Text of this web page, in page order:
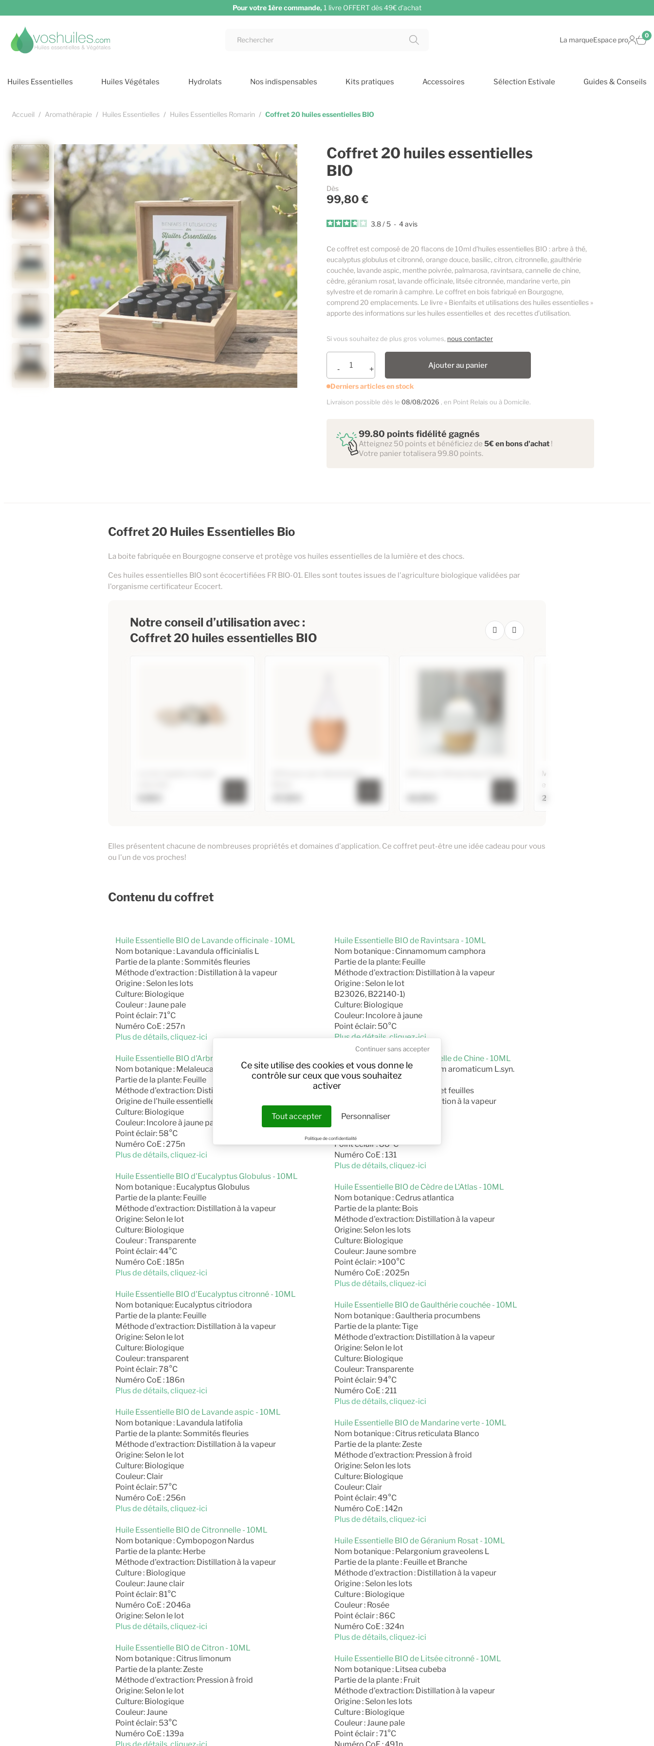
Ce site utilise des cookies et vous donne le
contrôle sur ceux que vous souhaitez
activer
Tout accepter
Continuer sans accepter
Personnaliser
Politique de confidentialité
Pour votre 1ère commande, 1 livre OFFERT dès 49€ d'achat
La marqueEspace pro
0
Huiles Essentielles Huiles Végétales Hydrolats Nos indispensables Kits pratiques Accessoires Sélection Estivale Guides & Conseils
Accueil Aromathérapie Huiles Essentielles Huiles Essentielles Romarin Coffret 20 huiles essentielles BIO
Coffret 20 huiles essentielles
BIO
Dès
99,80 €
3.8/ 5 - 4avis
Ce coffret est composé de 20 flacons de 10ml d'huiles essentielles BIO : arbre à thé,
eucalyptus globulus et citronné, orange douce, basilic, citron, citronnelle, gaulthérie
couchée, lavande aspic, menthe poivrée, palmarosa, ravintsara, cannelle de chine,
cèdre, géranium rosat, lavande officinale, litsée citronnée, mandarine verte, pin
sylvestre et de romarin à camphre. Le coffret en bois fabriqué en Bourgogne,
comprend 20 emplacements. Le livre « Bienfaits et utilisations des huiles essentielles »
apporte des informations sur les huiles essentielles et des recettes d’utilisation.
Si vous souhaitez de plus gros volumes, nous contacter
Ajouter au panier
Derniers articles en stock
Livraison possible dès le 08/08/2026 , en Point Relais ou à Domicile.
99.80 points fidélité gagnés
Atteignez 50 points et bénéficiez de 5€ en bons d'achat !
Votre panier totalisera 99.80 points.
Coffret 20 Huiles Essentielles Bio
La boite fabriquée en Bourgogne conserve et protège vos huiles essentielles de la lumière et des chocs.
Ces huiles essentielles BIO sont écocertifiées FR BIO-01. Elles sont toutes issues de l'agriculture biologique validées par
l'organisme certificateur Ecocert.
Notre conseil d’utilisation avec :
Coffret 20 huiles essentielles BIO
Ajouter au panier
Diffuseur par nébulisation
Ajouter au panier
Diffuseur Ultrasonique Purisia
Ma bible des huiles
essentielles ÉDITION LUXE
29,90 €
Elles présentent chacune de nombreuses propriétés et domaines d'application. Ce coffret peut-être une idée cadeau pour vous
ou l'un de vos proches!
Contenu du coffret
Huile Essentielle BIO de Lavande officinale - 10ML
Nom botanique : Lavandula officinialis L
Partie de la plante : Sommités fleuries
Méthode d'extraction : Distillation à la vapeur
Origine : Selon les lots
Culture: Biologique
Couleur : Jaune pale
Point éclair: 71°C
Numéro CoE : 257n
Plus de détails, cliquez-ici
Huile Essentielle BIO d'Arbre à thé (Tea tree) - 10ML
Nom botanique : Melaleuca alternifolia
Partie de la plante: Feuille
Méthode d'extraction: Distillation à la vapeur
Origine de l'huile essentielle de Tea Tree: Selon le lot
Culture: Biologique
Couleur: Incolore à jaune pale
Point éclair: 58°C
Numéro CoE : 275n
Plus de détails, cliquez-ici
Huile Essentielle BIO d'Eucalyptus Globulus - 10ML
Nom botanique : Eucalyptus Globulus
Partie de la plante: Feuille
Méthode d'extraction: Distillation à la vapeur
Origine: Selon le lot
Culture: Biologique
Couleur : Transparente
Point éclair: 44°C
Numéro CoE : 185n
Plus de détails, cliquez-ici
Huile Essentielle BIO d'Eucalyptus citronné - 10ML
Nom botanique: Eucalyptus citriodora
Partie de la plante: Feuille
Méthode d'extraction: Distillation à la vapeur
Origine: Selon le lot
Culture: Biologique
Couleur: transparent
Point éclair: 78°C
Numéro CoE : 186n
Plus de détails, cliquez-ici
Huile Essentielle BIO de Lavande aspic - 10ML
Nom botanique : Lavandula latifolia
Partie de la plante: Sommités fleuries
Méthode d'extraction: Distillation à la vapeur
Origine: Selon le lot
Culture: Biologique
Couleur: Clair
Point éclair: 57°C
Numéro CoE : 256n
Plus de détails, cliquez-ici
Huile Essentielle BIO de Citronnelle - 10ML
Nom botanique : Cymbopogon Nardus
Partie de la plante: Herbe
Méthode d'extraction: Distillation à la vapeur
Culture : Biologique
Couleur: Jaune clair
Point éclair: 81°C
Numéro CoE : 2046a
Origine: Selon le lot
Plus de détails, cliquez-ici
Huile Essentielle BIO de Citron - 10ML
Nom botanique : Citrus limonum
Partie de la plante: Zeste
Méthode d'extraction: Pression à froid
Origine: Selon le lot
Culture: Biologique
Couleur: Jaune
Point éclair: 53°C
Numéro CoE : 139a
Huile Essentielle BIO de Ravintsara - 10ML
Nom botanique : Cinnamomum camphora
Partie de la plante: Feuille
Méthode d'extraction: Distillation à la vapeur
Origine : Selon le lot
B23026, B22140-1)
Culture: Biologique
Couleur: Incolore à jaune
Point éclair: 50°C
Plus de détails, cliquez-ici
Huile Essentielle BIO de Cannelle de Chine - 10ML
Nom botanique : Cinnamomum aromaticum L.syn.
Cinnamomum cassia L.
Partie de la plante : Rameaux et feuilles
Méthode d'extraction : Distillation à la vapeur
Origine : Selon les lots
Point éclair : 88°C
Numéro CoE : 131
Plus de détails, cliquez-ici
Huile Essentielle BIO de Cèdre de L'Atlas - 10ML
Nom botanique : Cedrus atlantica
Partie de la plante: Bois
Méthode d'extraction: Distillation à la vapeur
Origine: Selon les lots
Culture: Biologique
Couleur: Jaune sombre
Point éclair: >100°C
Numéro CoE : 2025n
Plus de détails, cliquez-ici
Huile Essentielle BIO de Gaulthérie couchée - 10ML
Nom botanique : Gaultheria procumbens
Partie de la plante: Tige
Méthode d'extraction: Distillation à la vapeur
Origine: Selon le lot
Culture: Biologique
Couleur: Transparente
Point éclair: 94°C
Numéro CoE : 211
Plus de détails, cliquez-ici
Huile Essentielle BIO de Mandarine verte - 10ML
Nom botanique : Citrus reticulata Blanco
Partie de la plante: Zeste
Méthode d'extraction: Pression à froid
Origine: Selon les lots
Culture: Biologique
Couleur: Clair
Point éclair: 49°C
Numéro CoE : 142n
Plus de détails, cliquez-ici
Huile Essentielle BIO de Géranium Rosat - 10ML
Nom botanique : Pelargonium graveolens L
Partie de la plante : Feuille et Branche
Méthode d'extraction : Distillation à la vapeur
Origine : Selon les lots
Culture : Biologique
Couleur : Rosée
Point éclair : 86C
Numéro CoE : 324n
Plus de détails, cliquez-ici
Huile Essentielle BIO de Litsée citronné - 10ML
Nom botanique : Litsea cubeba
Partie de la plante : Fruit
Méthode d'extraction: Distillation à la vapeur
Origine : Selon les lots
Culture : Biologique
Couleur : Jaune pale
Point éclair : 71°C